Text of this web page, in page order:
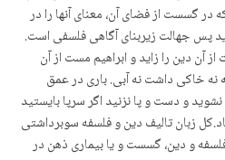
در گسست از فضای آن، معنای آنها را در
پس جهالت زیربنای آگاهی فلسفی است.
آن دین را زاید و ابراهیم مست از آن
خاکی داشت نه آبی. باری در عمق
و دست و پا نزنید اگر سرپا بایستید
زبان تالیف دین و فلسفه سوبرداشتی
و دین، گسست و یا بیماری ذهن در